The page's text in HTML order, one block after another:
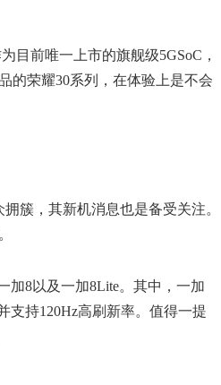
目前唯一上市的旗舰级5GSoC，
的荣耀30系列，在体验上是不会
簇，其新机消息也是备受关注。
加8以及一加8Lite。其中，一加
支持120Hz高刷新率。值得一提